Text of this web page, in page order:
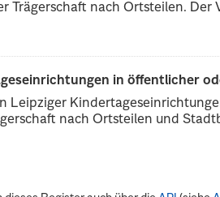
Trägerschaft nach Ortsteilen. Der
in öffentlicher
Leipziger
nach Ortsteilen und